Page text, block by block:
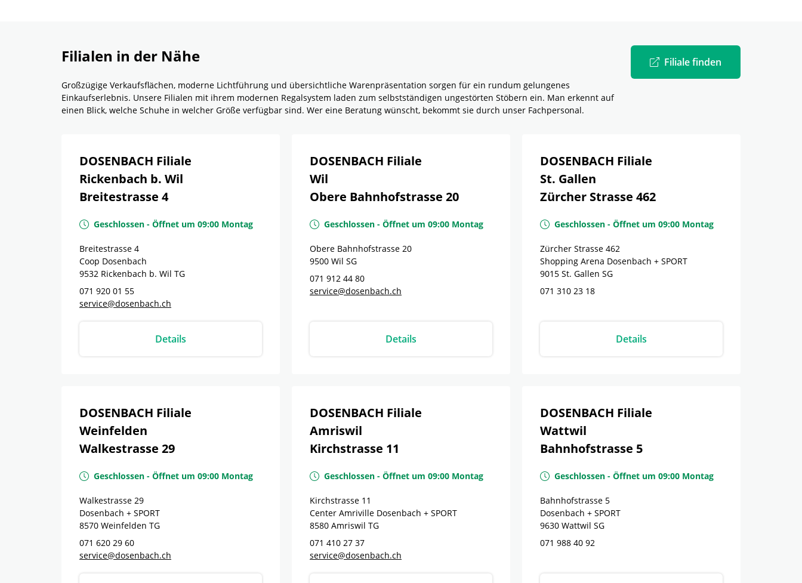
Filialen in der Nähe
Großzügige Verkaufsflächen, moderne Lichtführung und übersichtliche Warenpräsentation sorgen für ein rundum gelungenes
Einkaufserlebnis. Unsere Filialen mit ihrem modernen Regalsystem laden zum selbstständigen ungestörten Stöbern ein. Man erkennt auf
einen Blick, welche Schuhe in welcher Größe verfügbar sind. Wer eine Beratung wünscht, bekommt sie durch unser Fachpersonal.
Filiale finden
DOSENBACH Filiale
Rickenbach b. Wil
Breitestrasse 4
Geschlossen - Öffnet um 09:00 Montag
Breitestrasse 4
Coop Dosenbach
9532 Rickenbach b. Wil TG
071 920 01 55
service@dosenbach.ch
Details
DOSENBACH Filiale
Wil
Obere Bahnhofstrasse 20
Geschlossen - Öffnet um 09:00 Montag
Obere Bahnhofstrasse 20
9500 Wil SG
071 912 44 80
service@dosenbach.ch
Details
DOSENBACH Filiale
St. Gallen
Zürcher Strasse 462
Geschlossen - Öffnet um 09:00 Montag
Zürcher Strasse 462
Shopping Arena Dosenbach + SPORT
9015 St. Gallen SG
071 310 23 18
Details
DOSENBACH Filiale
Weinfelden
Walkestrasse 29
Geschlossen - Öffnet um 09:00 Montag
Walkestrasse 29
Dosenbach + SPORT
8570 Weinfelden TG
071 620 29 60
service@dosenbach.ch
DOSENBACH Filiale
Amriswil
Kirchstrasse 11
Geschlossen - Öffnet um 09:00 Montag
Kirchstrasse 11
Center Amriville Dosenbach + SPORT
8580 Amriswil TG
071 410 27 37
service@dosenbach.ch
DOSENBACH Filiale
Wattwil
Bahnhofstrasse 5
Geschlossen - Öffnet um 09:00 Montag
Bahnhofstrasse 5
Dosenbach + SPORT
9630 Wattwil SG
071 988 40 92